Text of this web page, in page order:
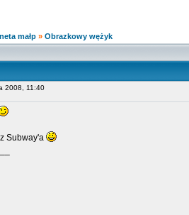
małp » Obrazkowy wężyk
2008, 11:40
Subway'a